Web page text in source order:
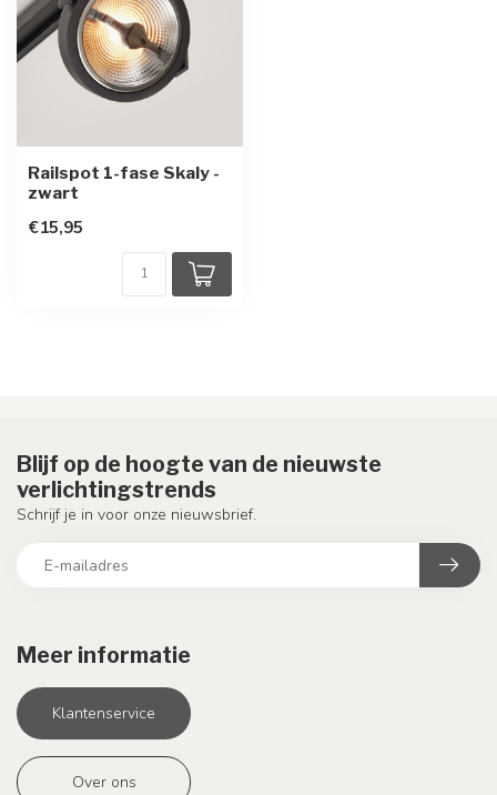
Railspot 1-fase Skaly -
zwart
€15,95
Meer informatie
Klantenservice
Over ons
Blijf op de hoogte van de nieuwste
verlichtingstrends
Schrijf je in voor onze nieuwsbrief.